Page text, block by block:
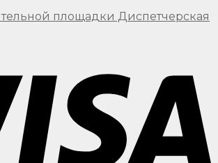
площадки Диспетчерская